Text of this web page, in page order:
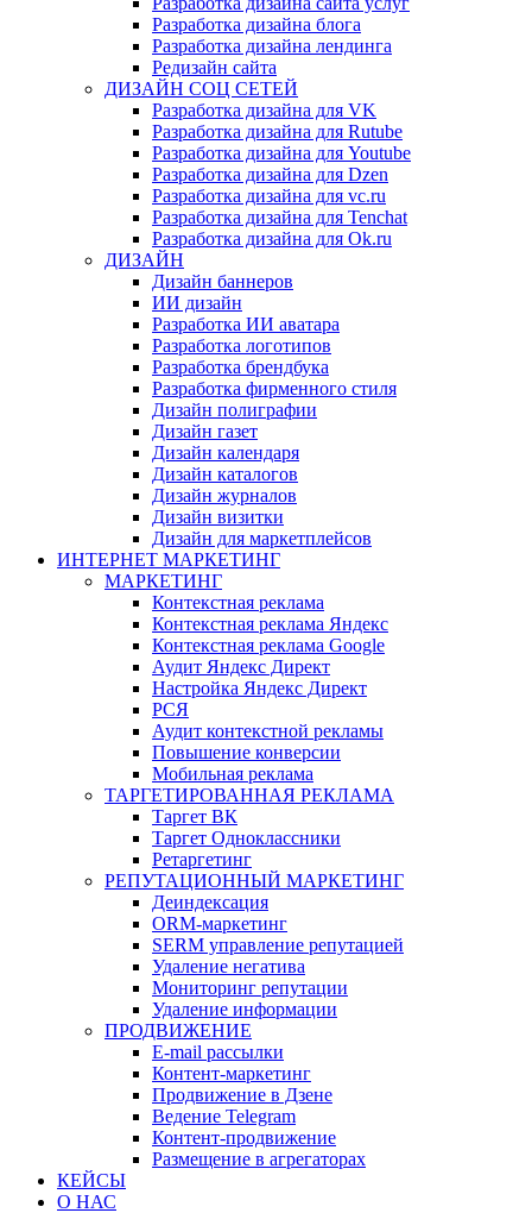
Разработка дизайна блога
Разработка дизайна лендинга
Редизайн сайта
ДИЗАЙН СОЦ СЕТЕЙ
Разработка дизайна для VK
Разработка дизайна для Rutube
Разработка дизайна для Youtube
Разработка дизайна для Dzen
Разработка дизайна для vc.ru
Разработка дизайна для Tenchat
Разработка дизайна для Ok.ru
ДИЗАЙН
Дизайн баннеров
ИИ дизайн
Разработка ИИ аватара
Разработка логотипов
Разработка брендбука
Разработка фирменного стиля
Дизайн полиграфии
Дизайн газет
Дизайн календаря
Дизайн каталогов
Дизайн журналов
Дизайн визитки
Дизайн для маркетплейсов
ИНТЕРНЕТ МАРКЕТИНГ
МАРКЕТИНГ
Контекстная реклама
Контекстная реклама Яндекс
Контекстная реклама Google
Аудит Яндекс Директ
Настройка Яндекс Директ
РСЯ
Аудит контекстной рекламы
Повышение конверсии
Мобильная реклама
ТАРГЕТИРОВАННАЯ РЕКЛАМА
Таргет ВК
Таргет Одноклассники
Ретаргетинг
РЕПУТАЦИОННЫЙ МАРКЕТИНГ
Деиндексация
ORM-маркетинг
SERM управление репутацией
Удаление негатива
Мониторинг репутации
Удаление информации
ПРОДВИЖЕНИЕ
E-mail рассылки
Контент-маркетинг
Продвижение в Дзене
Ведение Telegram
Контент-продвижение
Размещение в агрегаторах
КЕЙСЫ
О НАС